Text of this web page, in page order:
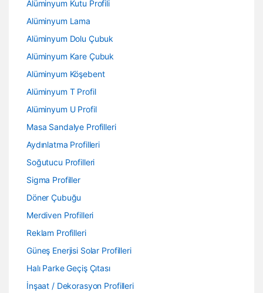
Alüminyum Kutu Profili
Alüminyum Lama
Alüminyum Dolu Çubuk
Alüminyum Kare Çubuk
Alüminyum Köşebent
Alüminyum T Profil
Alüminyum U Profil
Masa Sandalye Profilleri
Aydınlatma Profilleri
Soğutucu Profilleri
Sigma Profiller
Döner Çubuğu
Merdiven Profilleri
Reklam Profilleri
Güneş Enerjisi Solar Profilleri
Halı Parke Geçiş Çıtası
İnşaat / Dekorasyon Profilleri